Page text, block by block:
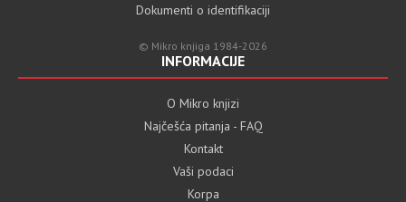
Dokumenti o identifikaciji
© Mikro knjiga 1984-2026
INFORMACIJE
O Mikro knjizi
Najčešća pitanja - FAQ
Kontakt
Vaši podaci
Korpa